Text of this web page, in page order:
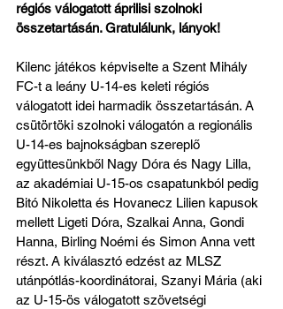
régiós válogatott áprilisi szolnoki
összetartásán. Gratulálunk, lányok!
Kilenc játékos képviselte a Szent Mihály
FC-t a leány U-14-es keleti régiós
válogatott idei harmadik összetartásán. A
csütörtöki szolnoki válogatón a regionális
U-14-es bajnokságban szereplő
együttesünkből Nagy Dóra és Nagy Lilla,
az akadémiai U-15-os csapatunkból pedig
Bitó Nikoletta és Hovanecz Lilien kapusok
mellett Ligeti Dóra, Szalkai Anna, Gondi
Hanna, Birling Noémi és Simon Anna vett
részt. A kiválasztó edzést az MLSZ
utánpótlás-koordinátorai, Szanyi Mária (aki
az U-15-ös válogatott szövetségi